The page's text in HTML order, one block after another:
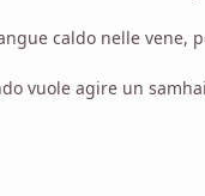
caldo nelle vene,
vuole agire un